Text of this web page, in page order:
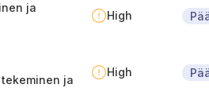
ja
High
ja
High